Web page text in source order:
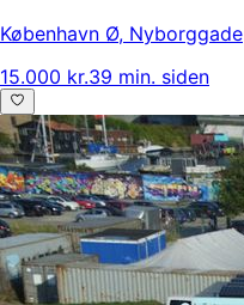
København Ø, Nyborggade
15.000 kr.39 min. siden